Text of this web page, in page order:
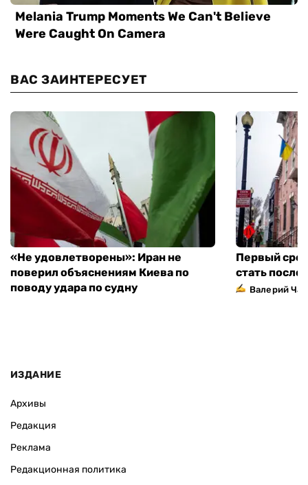
ВАС ЗАИНТЕРЕСУЕТ
«Не удовлетворены»: Иран не
поверил объяснениям Киева по
поводу удара по судну
Первый
стать
Валерий
ИЗДАНИЕ
Архивы
Редакция
Реклама
Редакционная политика